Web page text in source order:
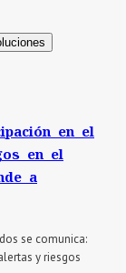
en el
en el
a
se comunica:
y riesgos